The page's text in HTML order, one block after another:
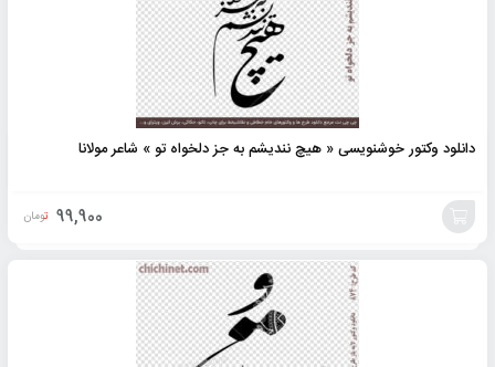
دانلود وکتور خوشنویسی « هیچ نندیشم به جز دلخواه تو » شاعر مولانا
99,900 تومان